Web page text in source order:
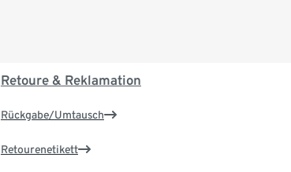
Retoure & Reklamation
Rückgabe/Umtausch
Retourenetikett